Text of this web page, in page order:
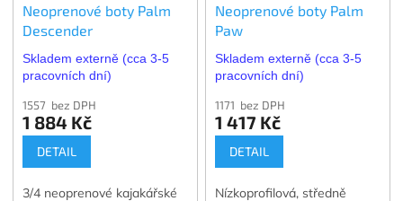
Neoprenové boty Palm
Descender
Skladem externě (cca 3-5
pracovních dní)
1557 bez DPH
1 884 Kč
DETAIL
3/4 neoprenové kajakářské
Neoprenové boty Palm
Paw
Skladem externě (cca 3-5
pracovních dní)
1171 bez DPH
1 417 Kč
DETAIL
Nízkoprofilová, středně